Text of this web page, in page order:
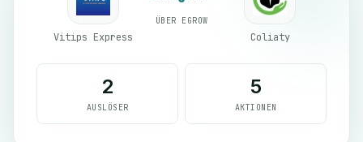
Vitips Express
ÜBER EGROW
Coliaty
2
AUSLÖSER
5
AKTIONEN